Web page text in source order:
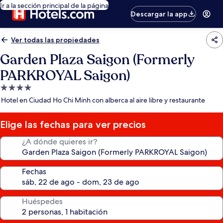
Ir a la sección principal de la página
Descargar la app
Ver todas las propiedades
Garden Plaza Saigon (Formerly
PARKROYAL Saigon)
Propiedad
de
estrellas
Hotel en Ciudad Ho Chi Minh con alberca al aire libre y restaurante
Elige las fechas para ver precios
¿A dónde quieres ir?
Fechas
Huéspedes